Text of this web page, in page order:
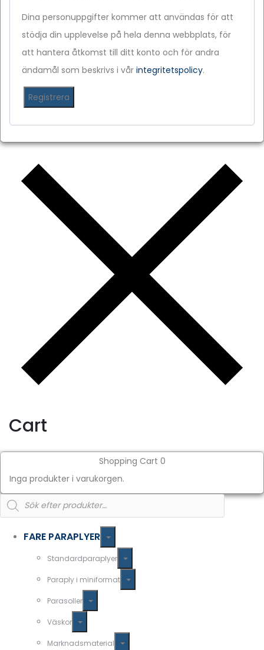
Dina personuppgifter kommer att användas för att
stödja din upplevelse på hela denna webbplats, för
att hantera åtkomst till ditt konto och för andra
ändamål som beskrivs i vår integritetspolicy.
Registrera
Cart
Shopping Cart 0
Inga produkter i varukorgen.
Products
search
FARE PARAPLYER
Standardparaplyer
Paraply i miniformat
Parasoller
Väskor
Marknadsmaterial